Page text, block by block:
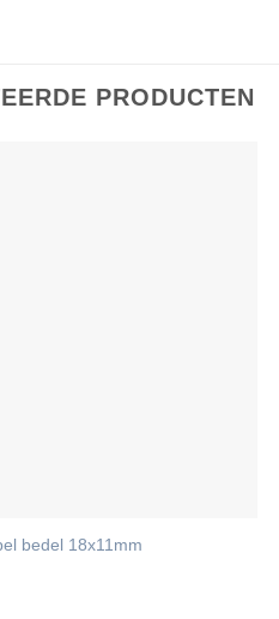
PRODUCTEN
bedel 18x11mm